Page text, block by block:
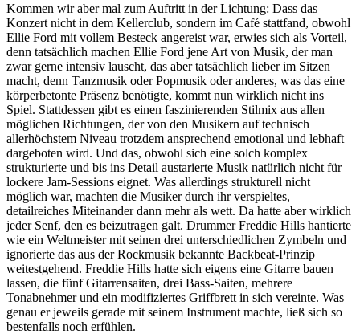
Kommen wir aber mal zum Auftritt in der Lichtung: Dass das
Konzert nicht in dem Kellerclub, sondern im Café stattfand, obwohl
Ellie Ford mit vollem Besteck angereist war, erwies sich als Vorteil,
denn tatsächlich machen Ellie Ford jene Art von Musik, der man
zwar gerne intensiv lauscht, das aber tatsächlich lieber im Sitzen
macht, denn Tanzmusik oder Popmusik oder anderes, was das eine
körperbetonte Präsenz benötigte, kommt nun wirklich nicht ins
Spiel. Stattdessen gibt es einen faszinierenden Stilmix aus allen
möglichen Richtungen, der von den Musikern auf technisch
allerhöchstem Niveau trotzdem ansprechend emotional und lebhaft
dargeboten wird. Und das, obwohl sich eine solch komplex
strukturierte und bis ins Detail austarierte Musik natürlich nicht für
lockere Jam-Sessions eignet. Was allerdings strukturell nicht
möglich war, machten die Musiker durch ihr verspieltes,
detailreiches Miteinander dann mehr als wett. Da hatte aber wirklich
jeder Senf, den es beizutragen galt. Drummer Freddie Hills hantierte
wie ein Weltmeister mit seinen drei unterschiedlichen Zymbeln und
ignorierte das aus der Rockmusik bekannte Backbeat-Prinzip
weitestgehend. Freddie Hills hatte sich eigens eine Gitarre bauen
lassen, die fünf Gitarrensaiten, drei Bass-Saiten, mehrere
Tonabnehmer und ein modifiziertes Griffbrett in sich vereinte. Was
genau er jeweils gerade mit seinem Instrument machte, ließ sich so
bestenfalls noch erfühlen.